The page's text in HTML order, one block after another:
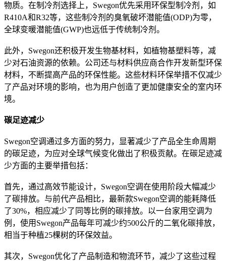
物质。在制冷剂选择上，Swegon优先采用环保型制冷剂，如
R410A和R32等，这些制冷剂的臭氧破坏潜能值(ODP)为零，
全球变暖潜能值(GWP)也远低于传统制冷剂。
此外，Swegon还积极开发生物基材料，如植物基塑料等，减
少对石油资源的依赖。公司还与材料供应商合作开发新型环保
材料，不断提高产品的环保性能。这些材料环保举措不仅减少
了产品对环境的影响，也为用户创造了更加健康安全的室内环
境。
碳足迹减少
Swegon空调通过多方面的努力，显著减少了产品全生命周期
的碳足迹，为应对全球气候变化做出了积极贡献。在碳足迹减
少方面的主要举措包括：
首先，通过高效节能设计，Swegon空调在使用阶段大幅减少
了碳排放。与前代产品相比，最新款Swegon空调的能耗降低
了30%，相应减少了同等比例的碳排放。以一台家用空调为
例，使用Swegon产品每年可减少约500公斤的二氧化碳排放，
相当于种植25棵树的环保效益。
其次，Swegon优化了产品制造和物流环节，减少了这些过程